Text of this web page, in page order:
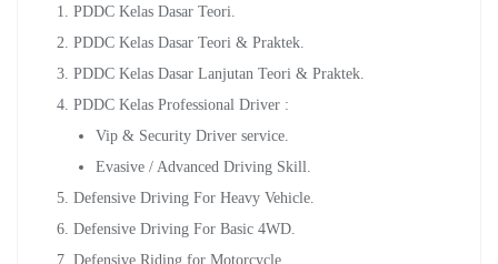
PDDC Kelas Dasar Teori.
PDDC Kelas Dasar Teori & Praktek.
PDDC Kelas Dasar Lanjutan Teori & Praktek.
PDDC Kelas Professional Driver :
Vip & Security Driver service.
Evasive / Advanced Driving Skill.
Defensive Driving For Heavy Vehicle.
Defensive Driving For Basic 4WD.
Defensive Riding for Motorcycle.